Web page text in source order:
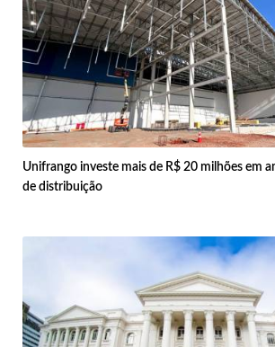
Unifrango investe mais de R$ 20 milhões em
de distribuição